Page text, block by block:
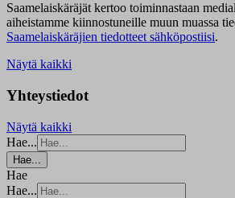
Saamelaiskäräjät kertoo toiminnastaan
aiheistamme kiinnostuneille muun muassa
Saamelaiskäräjien tiedotteet sähköpostiisi.
Näytä kaikki
Yhteystiedot
Näytä kaikki
Hae...
Hae...
Hae
Hae...